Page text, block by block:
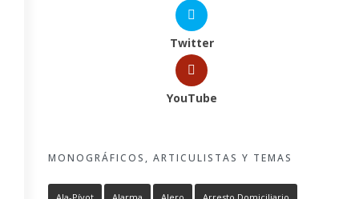
Twitter
YouTube
MONOGRÁFICOS, ARTICULISTAS Y TEMAS